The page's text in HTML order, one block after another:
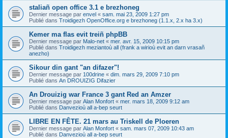
staliañ open office 3.1 e brezhoneg
Dernier message par envel « sam. mai 23, 2009 1:27 pm
Publié dans Troidigezh OpenOffice.org e brezhoneg (1.1.x, 2.x ha 3.x)
Kemer ma flas evit treiñ phpBB
Dernier message par Malo-net « mer. avr. 15, 2009 10:15 pm
Publié dans Troidigezh meziantoù all (frank a wirioù evit an darn vrasañ
anezho)
Sikour din gant "an difazer"!
Dernier message par 100drine « dim. mars 29, 2009 7:10 pm
Publié dans An DROUIZIG Difazier
An Drouizig war France 3 gant Red an Amzer
Dernier message par Alan Monfort « mer. mars 18, 2009 9:12 am
Publié dans Danvezioù all a-bep seurt
LIBRE EN FÊTE. 21 mars au Triskell de Ploeren
Dernier message par Alan Monfort « sam. mars 07, 2009 10:43 am
Publié dans Danvezioù all a-bep seurt